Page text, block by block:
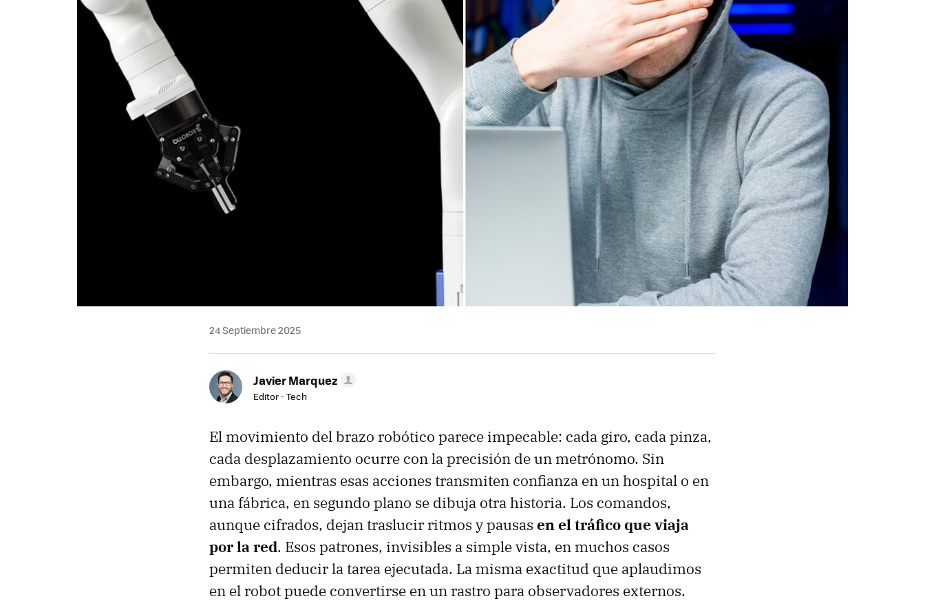
24 Septiembre 2025
Javier Marquez
Editor - Tech
El movimiento del brazo robótico parece impecable: cada giro, cada pinza,
cada desplazamiento ocurre con la precisión de un metrónomo. Sin
embargo, mientras esas acciones transmiten confianza en un hospital o en
una fábrica, en segundo plano se dibuja otra historia. Los comandos,
aunque cifrados, dejan traslucir ritmos y pausas en el tráfico que viaja
por la red. Esos patrones, invisibles a simple vista, en muchos casos
permiten deducir la tarea ejecutada. La misma exactitud que aplaudimos
en el robot puede convertirse en un rastro para observadores externos.